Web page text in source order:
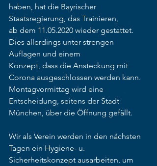
haben, hat die Bayrischer
Staatsregierung, das Trainieren,
ab dem 11.05.2020 wieder gestattet.
Dies allerdings unter strengen
Auflagen und einem
Konzept, dass die Ansteckung mit
Corona ausgeschlossen werden kann.
Montagvormittag wird eine
Entscheidung, seitens der Stadt
München, über die Öffnung gefällt.
Wir als Verein werden in den nächsten
Tagen ein Hygiene- u.
Sicherheitskonzept ausarbeiten, um